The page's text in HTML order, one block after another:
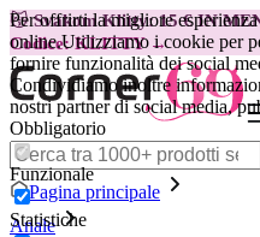
Per offrirti la migliore
online.Utilizziamo i cookie per
fornire funzionalità dei social
Condividiamo inoltre
nostri partner di social media,
Obbligatorio
Funzionale
Statistiche
😽Svakom Klitty: 15 € IN
Codice: KLITTY →
Pagina principale
Anale